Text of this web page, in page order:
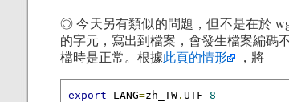
◎ 今天另有類似的問題，但不是在於
的字元，寫出到檔案，會發生檔案編碼
檔時是正常。根據此頁的情形 ，將
export LANG=zh_TW. UTF -8